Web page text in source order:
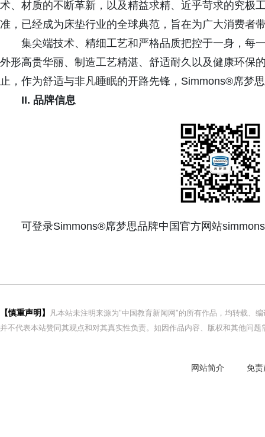
术、材质的不断革新，以及精益求精、近乎苛求的究极
准，已经成为床垫行业的全球典范，旨在为广大消费者
集尖端技术、精细工艺和严格品质把控于一身，每
外形高贵华丽、制造工艺精湛、舒适耐久以及健康环保
止，作为舒适与非凡睡眠的开路先锋，Simmons®席梦
II. 品牌信息
可登录Simmons®席梦思品牌中国官方网站
【慎重声明】
凡本站未注明来源为"中国教育新闻网"的所有作品，均转载、
并不代表本站赞同其观点和对其真实性负责。如因作品内容、版权和其他问
网站简介 免责